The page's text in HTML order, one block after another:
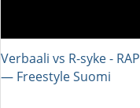
Verbaali vs R-syke -
― Freestyle Suomi